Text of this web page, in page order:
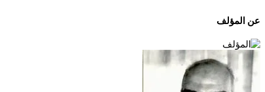
عن المؤلف